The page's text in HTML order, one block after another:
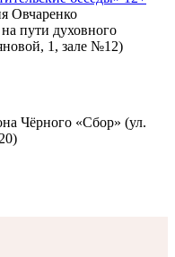
Овчаренко
пути духовного
1, зале №12)
Чёрного «Сбор» (ул.